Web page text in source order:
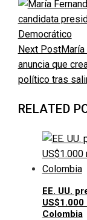
Next PostMaría
anuncia que
político tras
RELATED
EE. UU.
Colombia